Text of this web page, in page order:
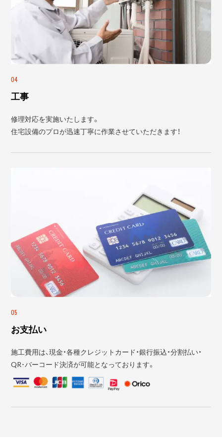
04
工事
修理対応を実施いたします。
住宅設備のプロが迅速丁寧に作業させていただきます！
05
お支払い
施工費用は、現金・各種クレジットカード・銀行振込・分割払い・
QR･バーコード決済が可能となっております。